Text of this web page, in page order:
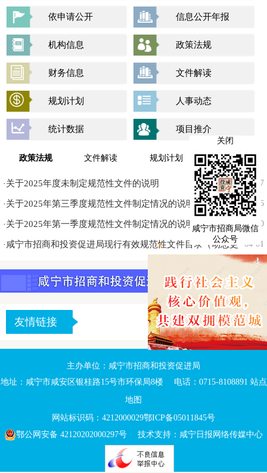
依申请公开 信息公开年报
机构信息 政策法规
财务信息 文件解读
规划计划 人事动态
统计数据 项目推介
政策法规 文件解读 规划计划 财务信息
02-27
· 关于2025年度未制定规范性文件的说明
10-16
· 关于2025年第三季度规范性文件制定情况的说明
04-10
· 关于2025年第一季度规范性文件制定情况的说明
04-01
· 咸宁市招商和投资促进局现行有效规范性文件目录（动态更
友情链接
关闭
咸宁市招商局微信
公众号
主办单位：咸宁市招商和投资促进局
地址：咸宁市咸安区银桂路15号市环保局8楼 电话：0715-8108891 站点
地图
网站标识码：4212000029鄂ICP备05011845号
鄂公网安备 42120202000297号 技术支持：咸宁日报网络传媒中心
x